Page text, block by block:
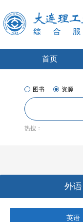
首页
图书 资源
热搜：
外语
英语